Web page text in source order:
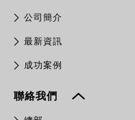
公司簡介
最新資訊
成功案例
聯絡我們